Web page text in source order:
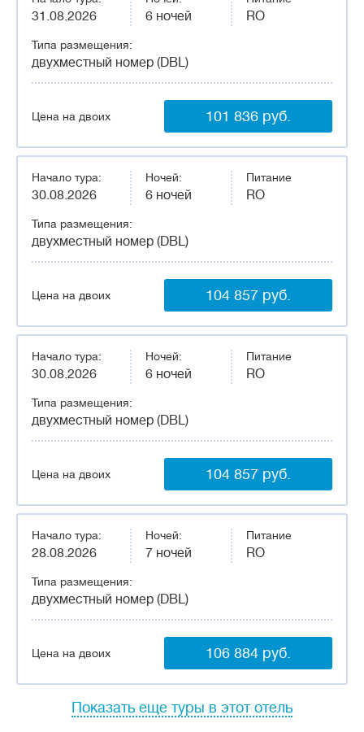
31.08.2026
Типа размещения:
двухместный номер (DBL)
6 ночей RO
Цена на двоих 101 836 руб.
Начало тура:
30.08.2026
Типа размещения:
двухместный номер (DBL)
Ночей:
6 ночей
Питание
RO
Цена на двоих 104 857 руб.
Начало тура:
30.08.2026
Типа размещения:
двухместный номер (DBL)
Ночей:
6 ночей
Питание
RO
Цена на двоих 104 857 руб.
Начало тура:
28.08.2026
Типа размещения:
двухместный номер (DBL)
Ночей:
7 ночей
Питание
RO
Цена на двоих 106 884 руб.
Показать еще туры в этот отель